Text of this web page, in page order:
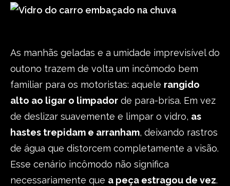
As manhãs geladas e a umidade imprevisível do
outono trazem de volta um incômodo bem
familiar para os motoristas: aquele rangido
alto ao ligar o limpador de para-brisa. Em vez
de deslizar suavemente e limpar o vidro, as
hastes trepidam e arranham, deixando rastros
de água que distorcem completamente a visão.
Esse cenário incômodo não significa
necessariamente que a peça estragou de vez.